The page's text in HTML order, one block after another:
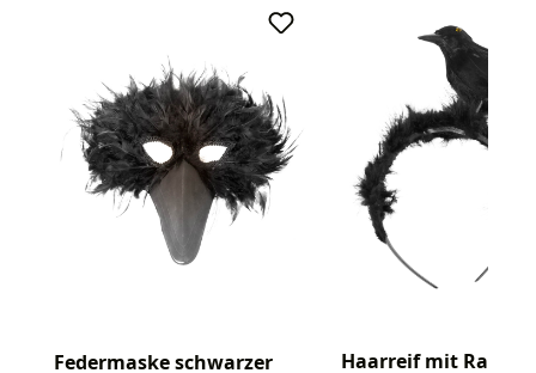
Federmaske schwarzer
Haarreif mit Rabe